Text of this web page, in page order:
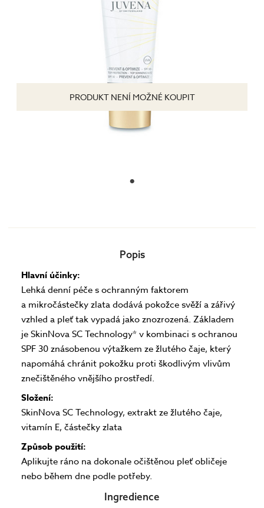
PRODUKT NENÍ MOŽNÉ KOUPIT
Popis
Hlavní účinky:
Lehká denní péče s ochranným faktorem
a mikročástečky zlata dodává pokožce svěží a zářivý
vzhled a pleť tak vypadá jako znozrozená. Základem
je SkinNova SC Technology* v kombinaci s ochranou
SPF 30 znásobenou výtažkem ze žlutého čaje, který
napomáhá chránit pokožku proti škodlivým vlivům
znečištěného vnějšího prostředí.
Složení:
SkinNova SC Technology, extrakt ze žlutého čaje,
vitamín E, částečky zlata
Způsob použití:
Aplikujte ráno na dokonale očištěnou pleť obličeje
nebo během dne podle potřeby.
Ingredience